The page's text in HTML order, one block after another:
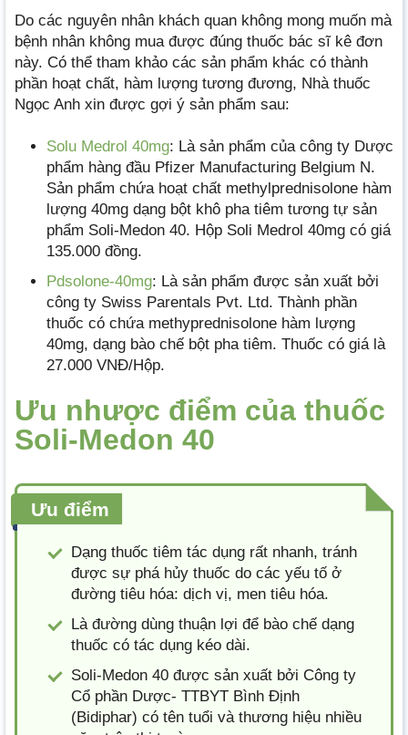
Do các nguyên nhân khách quan không mong muốn mà
bệnh nhân không mua được đúng thuốc bác sĩ kê đơn
này. Có thể tham khảo các sản phẩm khác có thành
phần hoạt chất, hàm lượng tương đương, Nhà thuốc
Ngọc Anh xin được gợi ý sản phẩm sau:
Solu Medrol 40mg: Là sản phẩm của công ty Dược
phẩm hàng đầu Pfizer Manufacturing Belgium N.
Sản phẩm chứa hoạt chất methylprednisolone hàm
lượng 40mg dạng bột khô pha tiêm tương tự sản
phẩm Soli-Medon 40. Hộp Soli Medrol 40mg có giá
135.000 đồng.
Pdsolone-40mg: Là sản phẩm được sản xuất bởi
công ty Swiss Parentals Pvt. Ltd. Thành phần
thuốc có chứa methyprednisolone hàm lượng
40mg, dạng bào chế bột pha tiêm. Thuốc có giá là
27.000 VNĐ/Hộp.
Ưu nhược điểm của thuốc
Soli-Medon 40
Ưu điểm
Dạng thuốc tiêm tác dụng rất nhanh, tránh
được sự phá hủy thuốc do các yếu tố ở
đường tiêu hóa: dịch vị, men tiêu hóa.
Là đường dùng thuận lợi để bào chế dạng
thuốc có tác dụng kéo dài.
Soli-Medon 40 được sản xuất bởi Công ty
Cổ phần Dược- TTBYT Bình Định
(Bidiphar) có tên tuổi và thương hiệu nhiều